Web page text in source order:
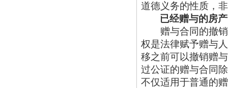
道德义务的性质，
已经赠与的房
赠与合同的撤销
权是法律赋予赠与
移之前可以撤销赠
过公证的赠与合同
不仅适用于普通的